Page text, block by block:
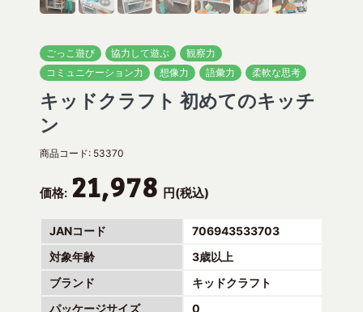
ごっこ遊び 協力して遊ぶ
観察力
コミュニケーション力
想像力 語彙力 柔軟な思考
キッドクラフト 初めてのキッチ
ン
商品コード: 53370
価格: 21,978 円(税込)
JANコード
706943533703
対象年齢
3歳以上
ブランド
キッドクラフト
パッケージサイズ
0